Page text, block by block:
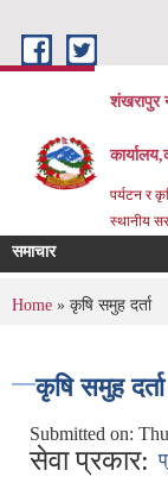
शंखरापुर
पर्यटन र
स्थानीय
समाचार
You are
Home » कृषि समुह दर्ता
कृषि समुह दर्ता
Submitted on:
सेवा प्रकार: